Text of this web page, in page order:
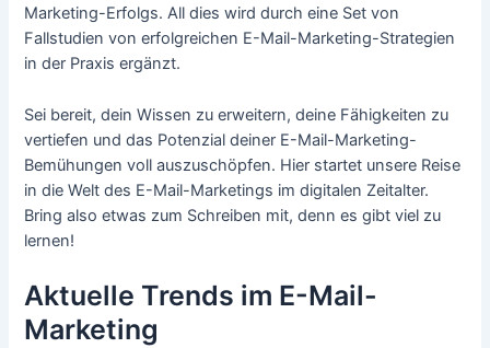
Marketing-Erfolgs. All dies wird durch eine Set von
Fallstudien von erfolgreichen E-Mail-Marketing-Strategien
in der Praxis ergänzt.
Sei bereit, dein Wissen zu erweitern, deine Fähigkeiten zu
vertiefen und das Potenzial deiner E-Mail-Marketing-
Bemühungen voll auszuschöpfen. Hier startet unsere Reise
in die Welt des E-Mail-Marketings im digitalen Zeitalter.
Bring also etwas zum Schreiben mit, denn es gibt viel zu
lernen!
Aktuelle Trends im E-Mail-
Marketing